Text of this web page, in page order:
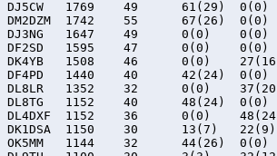
DJ5CW	1769	49	61(29)	0(0)	0(0)	0(0)
DM2DZM	1742	55	67(26)	0(0)	0(0)	0(0)
DJ3NG	1647	49	0(0)	0(0)	61(27)	0(0)
DF2SD	1595	47	0(0)	0(0)	55(29)	0(0)
DK4YB	1508	46	0(0)	27(16)	0(0)	31(10)
DF4PD	1440	40	42(24)	0(0)	6(6)	0(0)
DL8LR	1352	32	0(0)	37(20)	15(6)	0(0)
DL8TG	1152	40	48(24)	0(0)	0(0)	0(0)
DL4DXF	1152	36	0(0)	48(24)	0(0)	0(0)
DK1DSA	1150	30	13(7)	22(9)	1(1)	10(8)
OK5MM	1144	32	44(26)	0(0)	0(0)	0(0)